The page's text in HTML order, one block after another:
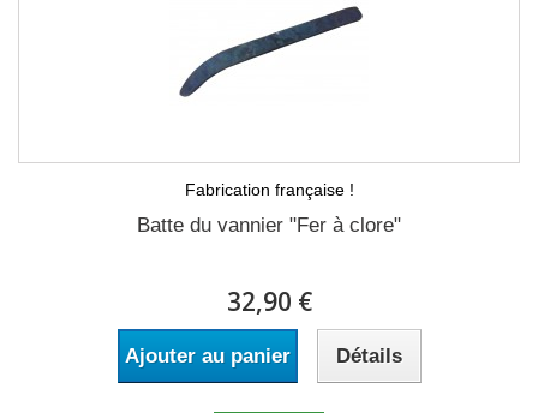
Fabrication française !
Batte du vannier "Fer à clore"
32,90 €
Ajouter au panier Détails